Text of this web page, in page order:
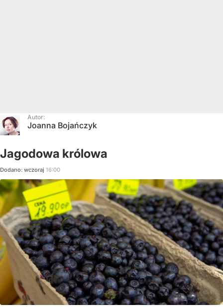
Autor:
Joanna Bojańczyk
Jagodowa królowa
Dodano: wczoraj 16:00